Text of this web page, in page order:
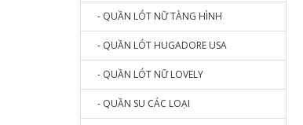
- QUẦN LÓT NỮ TÀNG HÌNH
- QUẦN LÓT HUGADORE USA
- QUẦN LÓT NỮ LOVELY
- QUẦN SU CÁC LOẠI